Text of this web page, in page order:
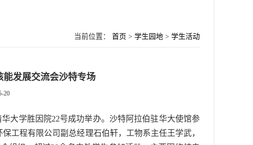
当前位置： 首页 > 学生园地 > 学生活动
能发展交流会沙特专场
20
大学胜因院22号成功举办。沙特阿拉伯驻华大使馆参
工程有限公司副总经理石伯轩，工物系主任王学武，